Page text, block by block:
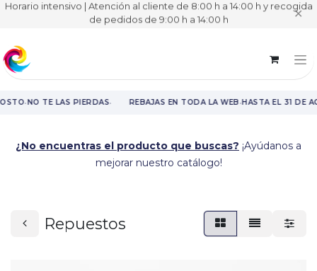
Horario intensivo | Atención al cliente de 8:00 h a 14:00 h y recogida
de pedidos de 9:00 h a 14:00 h ✕
·NO TE LAS PIERDAS· REBAJAS EN TODA LA WEB·HASTA EL 31 DE
¿No encuentras el producto que buscas? ¡Ayúdanos a
mejorar nuestro catálogo!
Repuestos